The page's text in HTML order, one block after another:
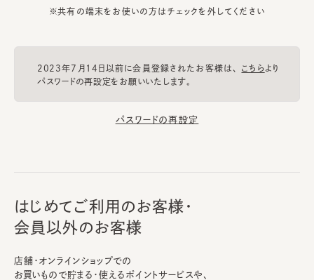
※共有の端末をお使いの方はチェックを外してください
2023年7月14日以前に会員登録されたお客様は、 こちらより
パスワードの再設定をお願いいたします。
パスワードの再設定
はじめてご利用のお客様・
会員以外のお客様
店舗・オンラインショップでの
お買いもので貯まる・使えるポイントサービスや、